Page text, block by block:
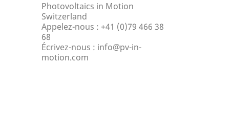
Photovoltaics in Motion
Switzerland
Appelez-nous : +41 (0)79 466 38
68
Écrivez-nous : info@pv-in-
motion.com